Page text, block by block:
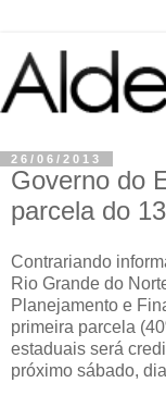
26/06/2013
Governo do
parcela do
Contrariando
Rio Grande do
Planejamento e
primeira parcela
estaduais será
próximo sábado,